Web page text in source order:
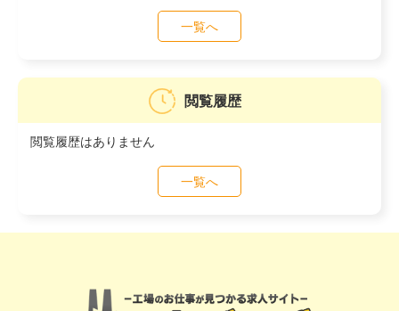
一覧へ
閲覧履歴
閲覧履歴はありません
一覧へ